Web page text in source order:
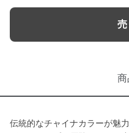
売
商
伝統的なチャイナカラーが魅